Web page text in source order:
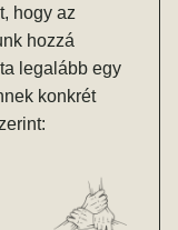
hogy az
hozzá
legalább egy
konkrét